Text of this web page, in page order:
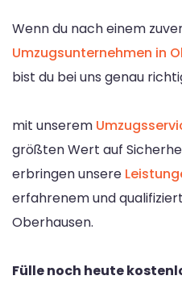
Wenn du nach einem
Umzugsunternehmen in
bist du bei uns genau
mit unserem
größten Wert auf
erbringen unsere
erfahrenem und
Oberhausen.
Fülle noch heute